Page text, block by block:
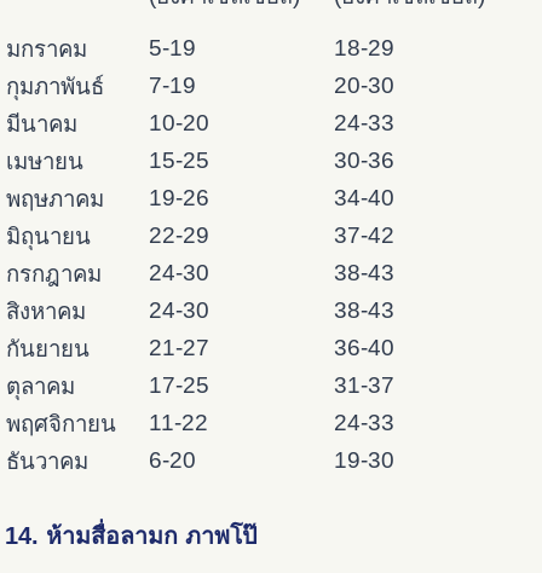
มกราคม 5-19
18-29
กุมภาพันธ์
7-19
20-30
มีนาคม
10-20
24-33
เมษายน
15-25
30-36
พฤษภาคม
19-26
34-40
มิถุนายน
22-29
37-42
กรกฎาคม
24-30
38-43
สิงหาคม
24-30
38-43
กันยายน
21-27
36-40
ตุลาคม
17-25
31-37
พฤศจิกายน
11-22
24-33
ธันวาคม
6-20 19-30
14. ห้ามสื่อลามก ภาพโป๊